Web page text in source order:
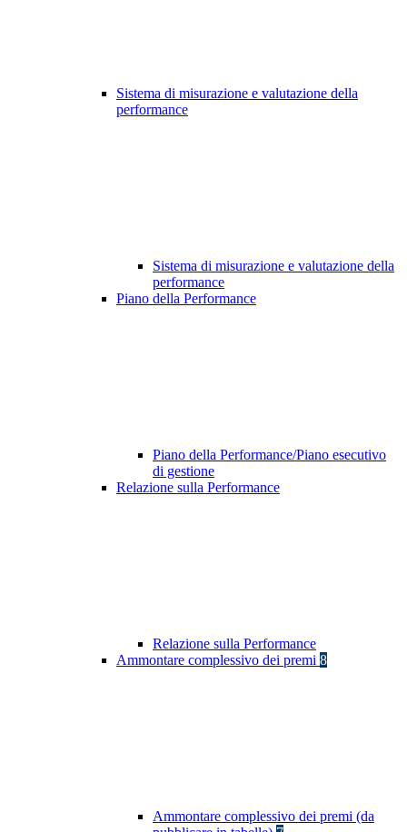
Sistema di misurazione e valutazione della
performance
Sistema di misurazione e valutazione della
performance
Piano della Performance
Piano della Performance/Piano esecutivo
di gestione
Relazione sulla Performance
Relazione sulla Performance
Ammontare complessivo dei premi 8
Ammontare complessivo dei premi (da